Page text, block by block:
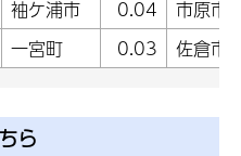
袖ケ浦市 0.04
市原市
一宮町 0.03 佐倉市
ら